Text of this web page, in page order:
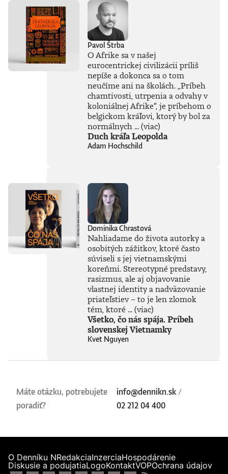
Pavol Štrba
O Afrike sa v našej
eurocentrickej civilizácii príliš
nepíše a dokonca sa o tom
neučíme ani na školách. „Príbeh
chamtivosti, utrpenia a odvahy v
koloniálnej Afrike“, je príbehom o
belgickom kráľovi, ktorý by bol za
normálnych ...(viac)
Duch kráľa Leopolda
Adam Hochschild
Dominika Chrastová
Nahliadame do života autorky a
osobitých zážitkov, ktoré často
súviseli s jej vietnamskými
koreňmi. Stereotypné predstavy,
rasizmus, ale aj objavovanie
vlastnej identity a nadväzovanie
priateľstiev – to je len zlomok
tém, ktoré ...(viac)
Všetko, čo nás spája. Príbeh
slovenskej Vietnamky
Kvet Nguyen
Máte otázku, potrebujete
poradiť?
info@dennikn.sk /
02 212 04 400
O Denníku NRedakciaInzerciaHospodárenie
Diskusie a podujatiaLogoKontaktVOPOchrana údajov